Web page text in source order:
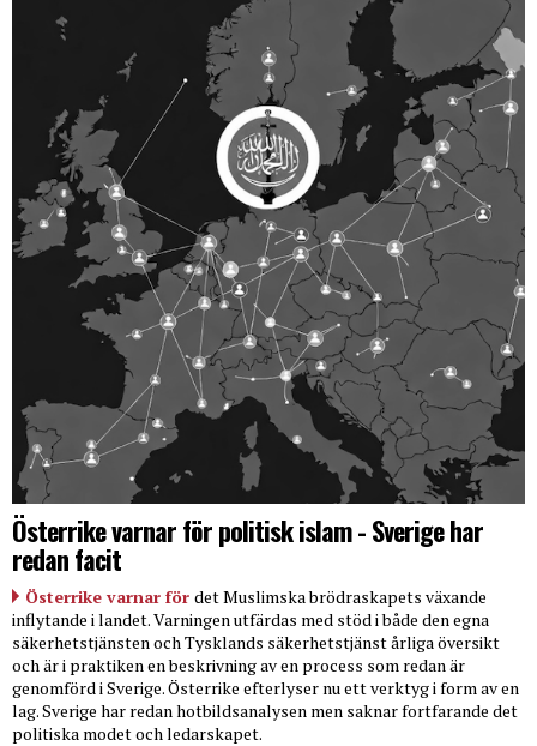
Österrike varnar för politisk islam - Sverige har
redan facit
Österrike varnar för det Muslimska brödraskapets växande
inflytande i landet. Varningen utfärdas med stöd i både den egna
säkerhetstjänsten och Tysklands säkerhetstjänst årliga översikt
och är i praktiken en beskrivning av en process som redan är
genomförd i Sverige. Österrike efterlyser nu ett verktyg i form av en
lag. Sverige har redan hotbildsanalysen men saknar fortfarande det
politiska modet och ledarskapet.